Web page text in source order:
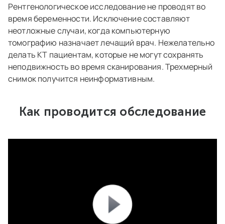
Рентгенологическое исследование не проводят во
время беременности. Исключение составляют
неотложные случаи, когда компьютерную
томографию назначает лечащий врач. Нежелательно
делать КТ пациентам, которые не могут сохранять
неподвижность во время сканирования. Трехмерный
снимок получится неинформативным.
Как проводится обследование